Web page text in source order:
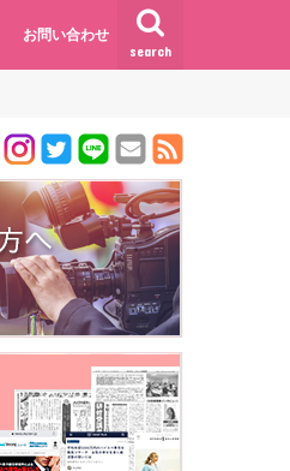
search
お問い合わせ